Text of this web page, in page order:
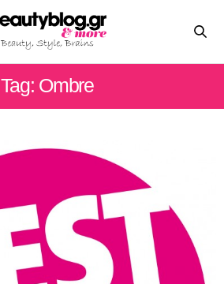
Tag: Ombre